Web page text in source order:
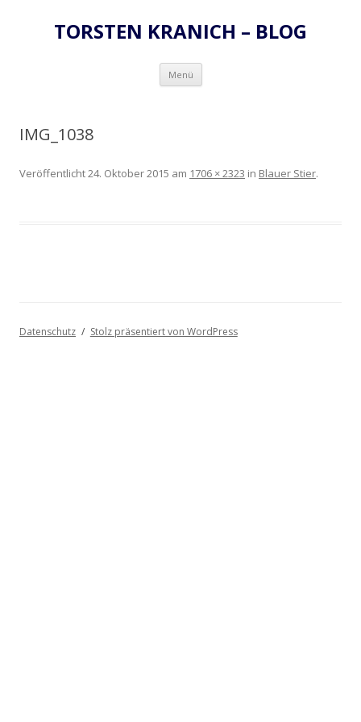
TORSTEN KRANICH – BLOG
Menü Zum
springen
IMG_1038
Veröffentlicht24. Oktober 2015 am 1706 × 2323 in Blauer Stier.
Datenschutz Stolz präsentiert von WordPress